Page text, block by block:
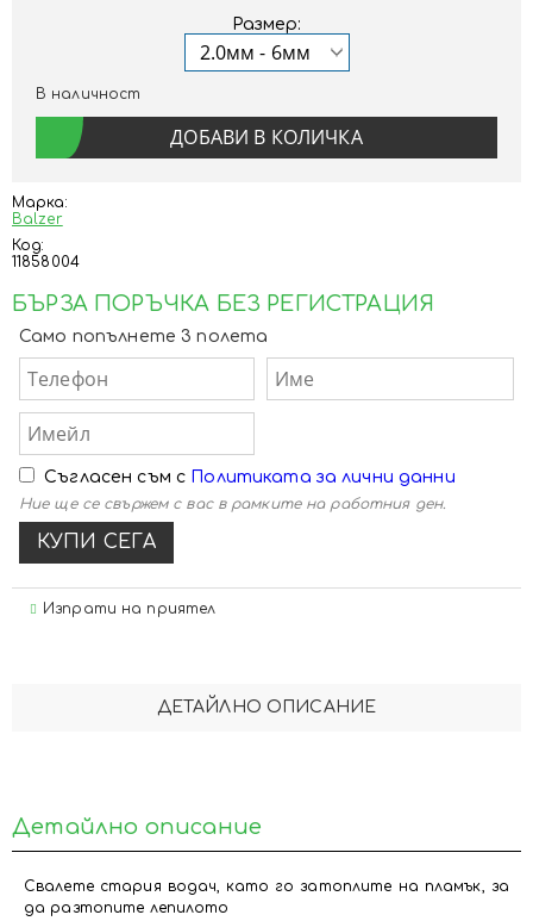
Марка:
Balzer
Код:
11858004
БЪРЗА ПОРЪЧКА БЕЗ РЕГИСТРАЦИЯ
Само попълнете 3 полета
Съгласен съм с Политиката за лични данни
Ние ще се свържем с вас в рамките на работния ден.
Изпрати на приятел
Размер:
В наличност
ДЕТАЙЛНО ОПИСАНИЕ
Детайлно описание
Свалете стария водач, като го затоплите на пламък, за
да разтопите лепилото